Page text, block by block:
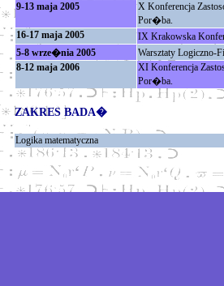
9-13 maja 2005
X Konferencja
Por�ba.
16-17 maja 2005
IX Krakowska
5-8 wrze�nia 2005
Warsztaty Logiczno-
8-12 maja 2006
XI Konferencja
Por�ba.
ZAKRES BADA�
Logika matematyczna